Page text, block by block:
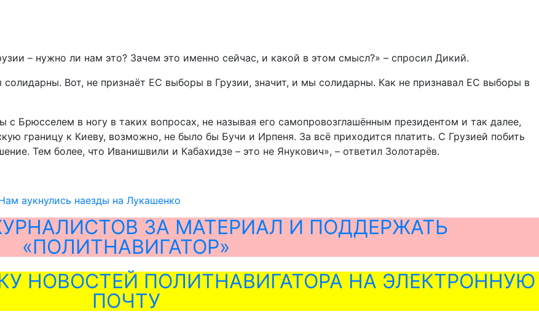
– нужно ли нам это? Зачем это именно сейчас, и какой в этом смысл?» – спросил Дикий.
Вот, не признаёт ЕС выборы в Грузии, значит, и мы солидарны. Как не признавал ЕС выборы в
Брюсселем в ногу в таких вопросах, не называя его самопровозглашённым президентом и так далее,
границу к Киеву, возможно, не было бы Бучи и Ирпеня. За всё приходится платить. С Грузией побить
Тем более, что Иванишвили и Кабахидзе – это не Янукович», – ответил Золотарёв.
аукнулись наезды на Лукашенко
ЗА МАТЕРИАЛ И ПОДДЕРЖАТЬ
«ПОЛИТНАВИГАТОР»
НОВОСТЕЙ ПОЛИТНАВИГАТОРА НА ЭЛЕКТРОННУЮ
ПОЧТУ